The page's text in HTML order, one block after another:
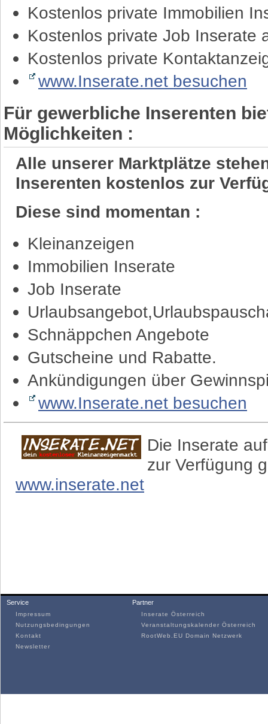
Kostenlos private Immobilien
Kostenlos private Job Inserate
Kostenlos private
www.Inserate.net besuchen
Für gewerbliche Inserenten
Möglichkeiten :
Alle unserer Marktplätze
Inserenten kostenlos zur
Diese sind momentan :
Kleinanzeigen
Immobilien Inserate
Job Inserate
Schnäppchen Angebote
Gutscheine und Rabatte.
Ankündigungen über
www.Inserate.net besuchen
Die Inserate
zur Verfügung
www.inserate.net
Service
Impressum
Nutzungsbedingungen
Kontakt
Newsletter
Partner
Inserate Österreich
Veranstaltungskalender Österreich
RootWeb.EU Domain Netzwerk